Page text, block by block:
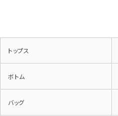
トップス
ボトム
バッグ